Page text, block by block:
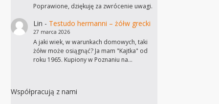
Poprawione, dziękuję za zwrócenie uwagi.
Lin - Testudo hermanni – żółw grecki
27 marca 2026
A jaki wiek, w warunkach domowych, taki
żółw może osiągnąć? Ja mam "Kajtka" od
roku 1965. Kupiony w Poznaniu na…
Współpracują z nami